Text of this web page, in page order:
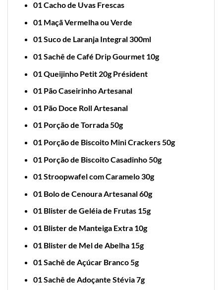
01 Cacho de Uvas Frescas
01 Maçã Vermelha ou Verde
01Suco de Laranja Integral 300ml
01 Sachê de Café Drip Gourmet 10g
01 Queijinho Petit 20g Président
01 Pão Caseirinho Artesanal
01 Pão Doce Roll Artesanal
01 Porção de Torrada 50g
01 Porção de Biscoito Mini Crackers 50g
01 Porção de Biscoito Casadinho 50g
01 Stroopwafel com Caramelo 30g
01 Bolo de Cenoura Artesanal 60g
01 Blister de Geléia de Frutas 15g
01 Blister de Manteiga Extra 10g
01 Blister de Mel de Abelha 15g
01 Sachê de Açúcar Branco 5g
01 Sachê de Adoçante Stévia 7g